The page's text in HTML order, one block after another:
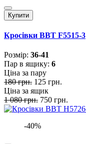
Купити
Кросівки BBT F5515-3
Розмiр: 36-41
Пар в ящику: 6
Ціна за пару
180 грн. 125 грн.
Ціна за ящик
1 080 грн. 750 грн.
-40%